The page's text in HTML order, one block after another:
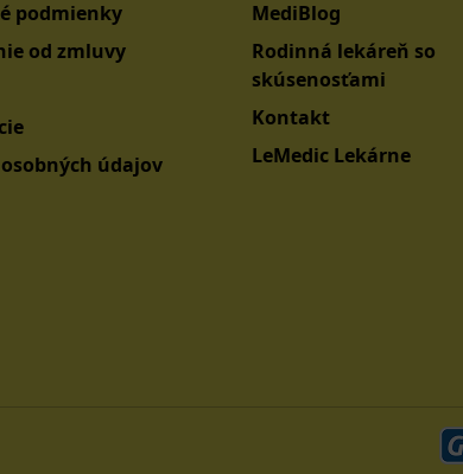
podmienky
od zmluvy
údajov
MediBlog
Rodinná lekáreň so
skúsenosťami
Kontakt
LeMedic Lekárne